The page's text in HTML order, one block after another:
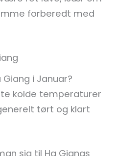
forberedt med
i Januar?
kolde temperaturer
tørt og klart
sig til Ha Giangs